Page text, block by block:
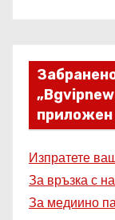
приложен
Изпратете
За връзка с
За медиино